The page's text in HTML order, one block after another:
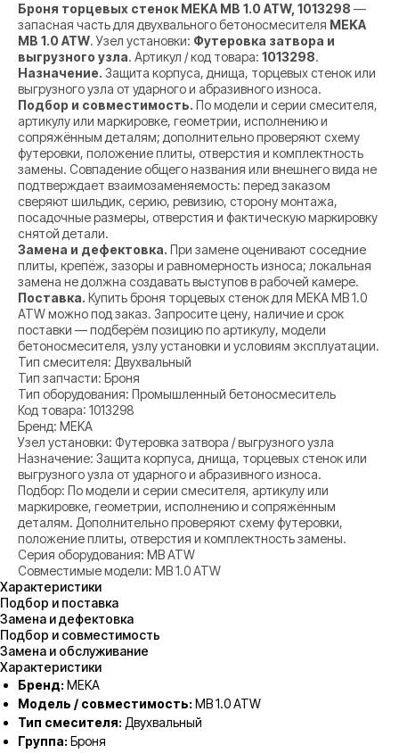
Броня торцевых стенок MEKA MB 1.0 ATW, 1013298 —
запасная часть для двухвального бетоносмесителя MEKA
MB 1.0 ATW. Узел установки: Футеровка затвора и
выгрузного узла. Артикул / код товара: 1013298.
Назначение. Защита корпуса, днища, торцевых стенок или
выгрузного узла от ударного и абразивного износа.
Подбор и совместимость. По модели и серии смесителя,
артикулу или маркировке, геометрии, исполнению и
сопряжённым деталям; дополнительно проверяют схему
футеровки, положение плиты, отверстия и комплектность
замены. Совпадение общего названия или внешнего вида не
подтверждает взаимозаменяемость: перед заказом
сверяют шильдик, серию, ревизию, сторону монтажа,
посадочные размеры, отверстия и фактическую маркировку
снятой детали.
Замена и дефектовка. При замене оценивают соседние
плиты, крепёж, зазоры и равномерность износа; локальная
замена не должна создавать выступов в рабочей камере.
Поставка. Купить броня торцевых стенок для MEKA MB 1.0
ATW можно под заказ. Запросите цену, наличие и срок
поставки — подберём позицию по артикулу, модели
бетоносмесителя, узлу установки и условиям эксплуатации.
Тип смесителя: Двухвальный
Тип запчасти: Броня
Тип оборудования: Промышленный бетоносмеситель
Код товара: 1013298
Бренд: MEKA
Узел установки: Футеровка затвора / выгрузного узла
Назначение: Защита корпуса, днища, торцевых стенок или
выгрузного узла от ударного и абразивного износа.
Подбор: По модели и серии смесителя, артикулу или
маркировке, геометрии, исполнению и сопряжённым
деталям. Дополнительно проверяют схему футеровки,
положение плиты, отверстия и комплектность замены.
Серия оборудования: MB ATW
Совместимые модели: MB 1.0 ATW
Характеристики
Подбор и поставка
Замена и дефектовка
Подбор и совместимость
Замена и обслуживание
Характеристики
Бренд: MEKA
Модель / совместимость: MB 1.0 ATW
Тип смесителя: Двухвальный
Группа: Броня